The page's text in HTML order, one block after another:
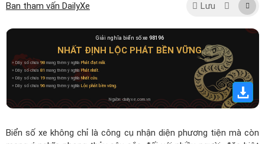
Ban tham vấn DailyXe Lưu
Giải nghĩa biển số xe 98196
NHẤT ĐỊNH LỘC PHÁT BỀN VỮNG
» Dãy số chứa98 mang thêm ý nghĩa Phát đạt mãi.
» Dãy số chứa 81 mang thêm ý nghĩaPhát nhất.
» Dãy số chứa 19 mang thêm ý nghĩaNhất cửu.
» Dãy số chứa 96 mang thêm ý nghĩa Lộc phát bền vững.
Nguồn: dailyxe.com.vn
Biển số xe không chỉ là công cụ nhận diện phương tiện mà còn